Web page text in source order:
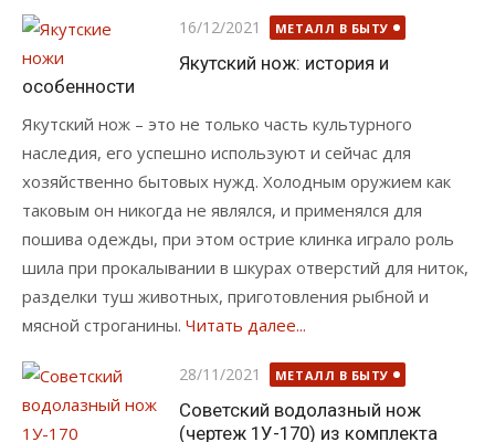
Опубликовано
16/12/2021 МЕТАЛЛ В БЫТУ
Якутский нож: история и
особенности
Якутский нож – это не только часть культурного
наследия, его успешно используют и сейчас для
хозяйственно бытовых нужд. Холодным оружием как
таковым он никогда не являлся, и применялся для
пошива одежды, при этом острие клинка играло роль
шила при прокалывании в шкурах отверстий для ниток,
разделки туш животных, приготовления рыбной и
мясной строганины. Читать далее...
Опубликовано
28/11/2021 МЕТАЛЛ В БЫТУ
Советский водолазный нож
(чертеж 1У-170) из комплекта